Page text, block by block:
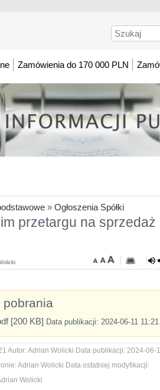
Szukaj
Zamówienia do 170 000 PLN
» Ogłoszenia Spółki
przetargu na
pobrania
[200 KB] Data publikacji: 2024-06-11 11:21
Autor:Adrian Wolicki Data publikacji: 2024-06-
Adrian Wolicki Data ostatniej modyfikacji:
Wolicki